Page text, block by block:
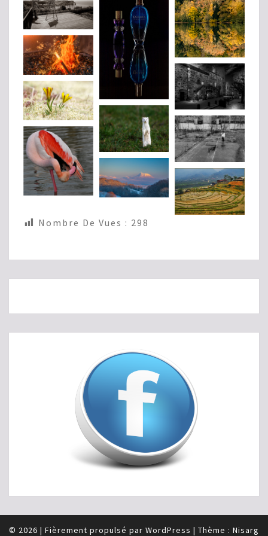
Nombre De Vues : 298
© 2026 | Fièrement propulsé par WordPress | Thème : Nisarg